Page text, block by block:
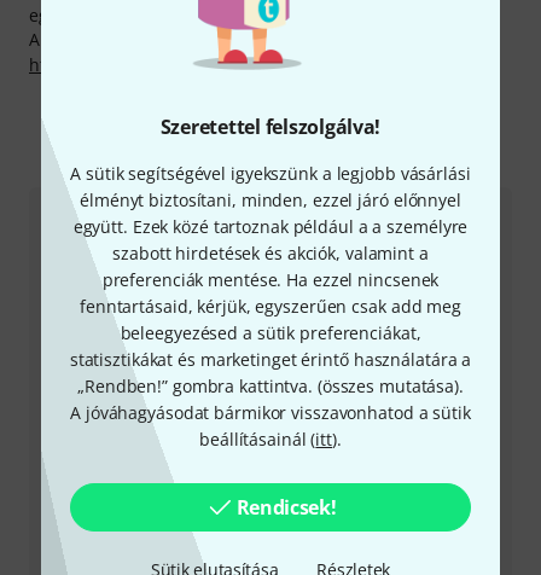
Szeretettel felszolgálva!
A sütik segítségével igyekszünk a legjobb vásárlási
élményt biztosítani, minden, ezzel járó előnnyel
együtt. Ezek közé tartoznak például a a személyre
szabott hirdetések és akciók, valamint a
preferenciák mentése. Ha ezzel nincsenek
fenntartásaid, kérjük, egyszerűen csak add meg
beleegyezésed a sütik preferenciákat,
statisztikákat és marketinget érintő használatára a
„Rendben!” gombra kattintva. (összes mutatása).
A jóváhagyásodat bármikor visszavonhatod a sütik
beállításainál (itt).
Rendicsek!
Sütik elutasítása Részletek
egy év garanciáról.
A gyártóval kapcsolatban itt találsz bővebb tájékoztatást:
http://bonmusica.de
Így érhetsz el minket
Ügyfélszolgálat - Magyarország
+49-9546-9223-531
Ügyfélszolgálatunk minden kérdés és észrevétel esetén
örömmel áll rendelkezésedre
Készítsd elő ügyfélszámodat